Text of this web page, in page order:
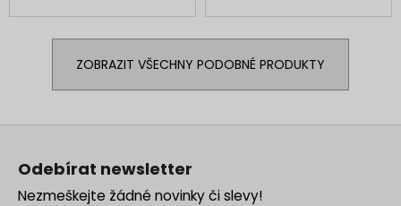
ZOBRAZIT VŠECHNY PODOBNÉ PRODUKTY
Odebírat newsletter
Nezmeškejte žádné novinky či slevy!